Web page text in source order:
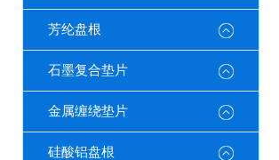
芳纶盘根
石墨复合垫片
金属缠绕垫片
硅酸铝盘根